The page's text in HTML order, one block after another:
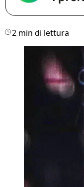
2 min di lettura